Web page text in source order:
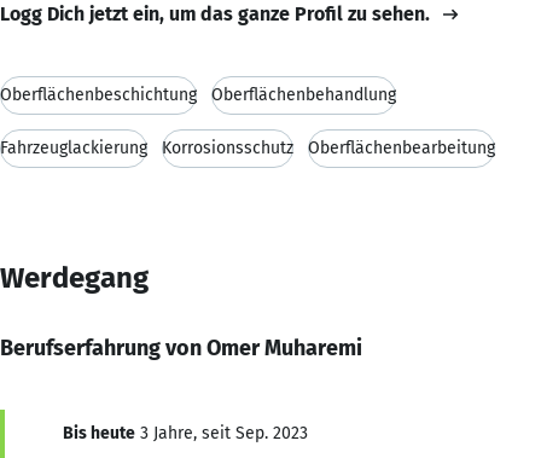
Logg Dich jetzt ein, um das ganze Profil zu sehen.
Oberflächenbeschichtung Oberflächenbehandlung
Fahrzeuglackierung Korrosionsschutz Oberflächenbearbeitung
Werdegang
Berufserfahrung von Omer Muharemi
Bis heute 3 Jahre, seit Sep. 2023